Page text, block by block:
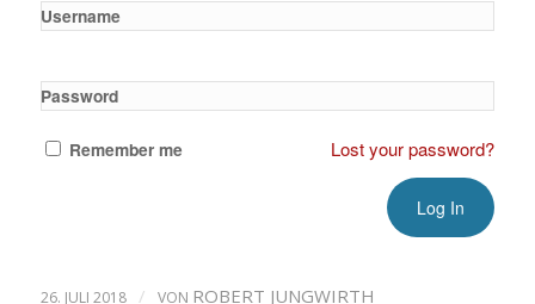
Username
Password
Remember me Lost your password?
26. JULI 2018 / VON ROBERT JUNGWIRTH